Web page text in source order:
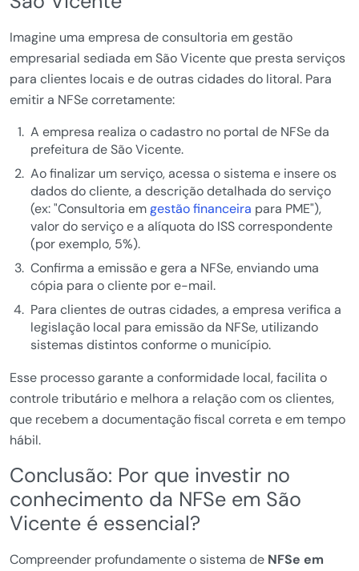
Imagine uma empresa de consultoria em gestão
empresarial sediada em São Vicente que presta serviços
para clientes locais e de outras cidades do litoral. Para
emitir a NFSe corretamente:
A empresa realiza o cadastro no portal de NFSe da
prefeitura de São Vicente.
Ao finalizar um serviço, acessa o sistema e insere os
dados do cliente, a descrição detalhada do serviço
(ex: "Consultoria emgestão financeira para PME"),
valor do serviço e a alíquota do ISS correspondente
(por exemplo, 5%).
Confirma a emissão e gera a NFSe, enviando uma
cópia para o cliente por e-mail.
Para clientes de outras cidades, a empresa verifica a
legislação local para emissão da NFSe, utilizando
sistemas distintos conforme o município.
Esse processo garante a conformidade local, facilita o
controle tributário e melhora a relação com os clientes,
que recebem a documentação fiscal correta e em tempo
hábil.
Conclusão: Por que investir no
conhecimento da NFSe em São
Vicente é essencial?
Compreender profundamente o sistema de NFSe em